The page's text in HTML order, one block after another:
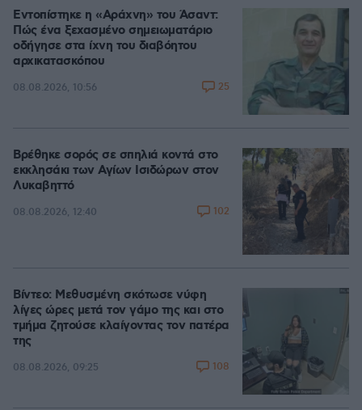
Εντοπίστηκε η «Αράχνη» του Άσαντ:
Πώς ένα ξεχασμένο σημειωματάριο
οδήγησε στα ίχνη του διαβόητου
αρχικατασκόπου
08.08.2026, 10:56 25
Βρέθηκε σορός σε σπηλιά κοντά στο
εκκλησάκι των Αγίων Ισιδώρων στον
Λυκαβηττό
08.08.2026, 12:40 102
Βίντεο: Μεθυσμένη σκότωσε νύφη
λίγες ώρες μετά τον γάμο της και στο
τμήμα ζητούσε κλαίγοντας τον πατέρα
της
08.08.2026, 09:25 108